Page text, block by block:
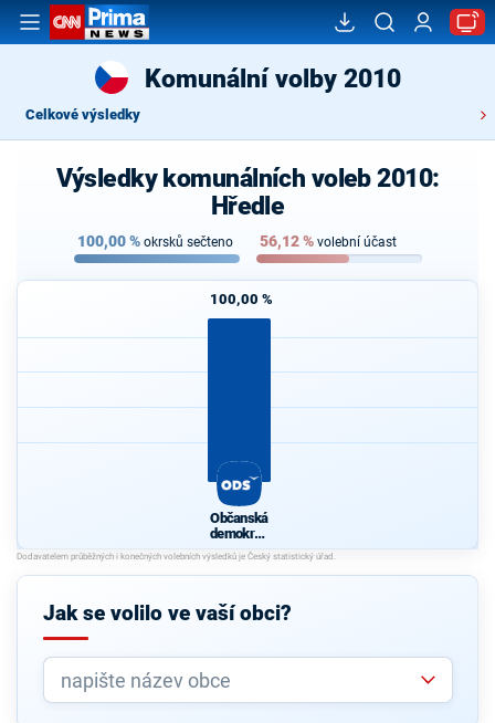
Komunální volby 2010
Celkové výsledky
Výsledky komunálních voleb 2010:
Hředle
100,00% okrsků sečteno 56,12% volební účast
100,00 %
Občanská
demokrati
cká strana
Jak se volilo ve vaší obci?